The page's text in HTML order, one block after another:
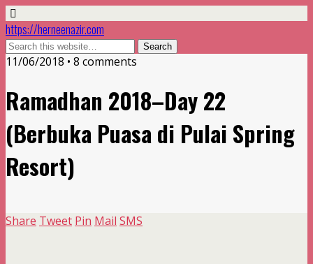
https://herneenazir.com
11/06/2018 • 8 comments
Ramadhan 2018–Day 22
(Berbuka Puasa di Pulai Spring
Resort)
Share Tweet Pin Mail SMS